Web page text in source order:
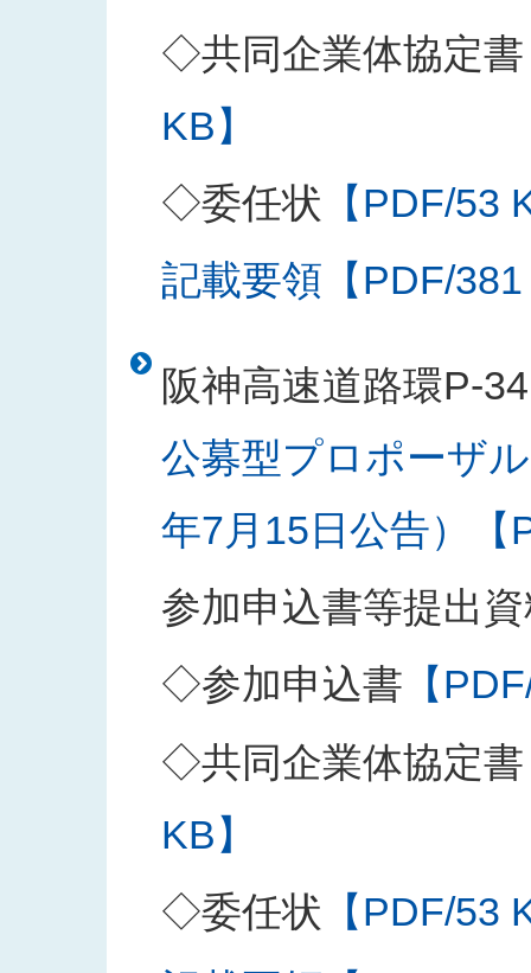
◇共同企業体協定書
KB】
◇委任状 【PDF/53
記載要領【PDF/
阪神高速道路環P-
公募型プロポーザ
年7月15日公告）【
参加申込書等提出
◇参加申込書 【
◇共同企業体協定書
KB】
◇委任状 【PDF/53